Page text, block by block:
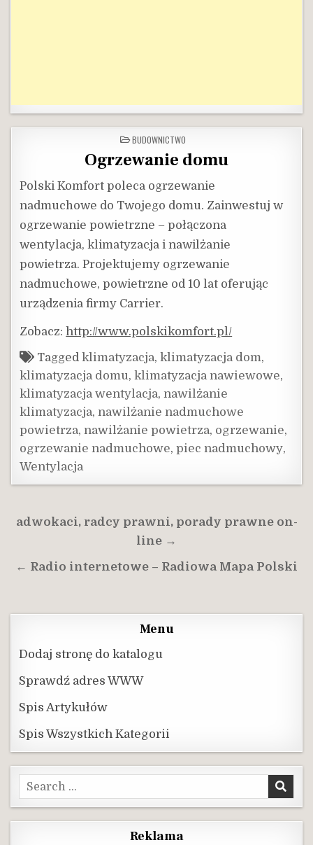
POSTED
IN
BUDOWNICTWO
Ogrzewanie domu
Polski Komfort poleca ogrzewanie
nadmuchowe do Twojego domu. Zainwestuj w
ogrzewanie powietrzne – połączona
wentylacja, klimatyzacja i nawilżanie
powietrza. Projektujemy ogrzewanie
nadmuchowe, powietrzne od 10 lat oferując
urządzenia firmy Carrier.
Zobacz:http://www.polskikomfort.pl/
Taggedklimatyzacja,klimatyzacja dom,
klimatyzacja domu,klimatyzacja nawiewowe,
klimatyzacja wentylacja,nawilżanie
klimatyzacja,nawilżanie nadmuchowe
powietrza,nawilżanie powietrza, ogrzewanie,
ogrzewanie nadmuchowe,piec nadmuchowy,
Wentylacja
Nawigacja
adwokaci, radcy prawni, porady prawne on-
line →
← Radio internetowe – Radiowa Mapa Polski
Menu
Dodaj stronę do katalogu
Sprawdź adres WWW
Spis Artykułów
Spis Wszystkich Kategorii
Search
for:
Reklama